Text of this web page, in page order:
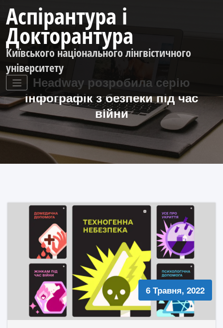
контенту
Аспірантура і
Докторантура
Київського національного лінгвістичного
університету
Headway розробила серію
інфографік з безпеки під час
війни
6 Травня, 2022